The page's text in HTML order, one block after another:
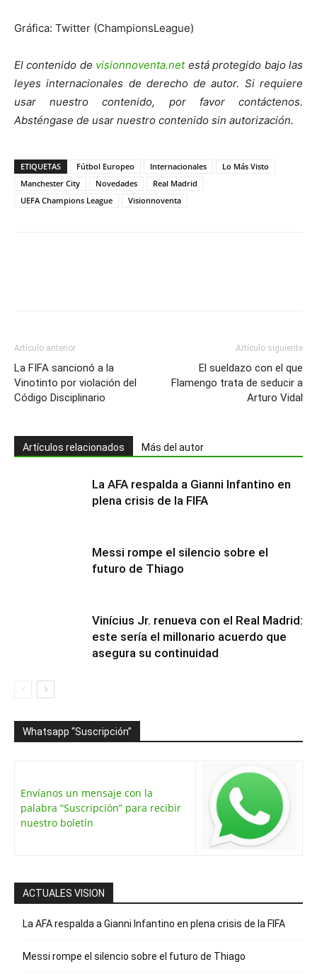
Gráfica: Twitter (ChampionsLeague)
El contenido de visionnoventa.netestá protegido bajo las
leyes internacionales de derecho de autor. Si requiere
usar nuestro contenido, por favor contáctenos.
Absténgase de usar nuestro contenido sin autorización.
ETIQUETAS Fútbol Europeo Internacionales
Lo Más Visto
Manchester City
Novedades
Real Madrid
UEFA Champions League
Visionnoventa
Artículo anterior
La FIFA sancionó a la
Vinotinto por violación del
Código Disciplinario
Artículo siguiente
El sueldazo con el que
Flamengo trata de seducir a
Arturo Vidal
Artículos relacionados Más del autor
La AFA respalda a Gianni Infantino en
plena crisis de la FIFA
Messi rompe el silencio sobre el
futuro de Thiago
Vinícius Jr. renueva con el Real Madrid:
este sería el millonario acuerdo que
asegura su continuidad
Whatsapp “Suscripción”
Envíanos un mensaje con la
palabra “Suscripción” para recibir
nuestro boletín
ACTUALES VISION
La AFA respalda a Gianni Infantino en plena crisis de la FIFA
Messi rompe el silencio sobre el futuro de Thiago